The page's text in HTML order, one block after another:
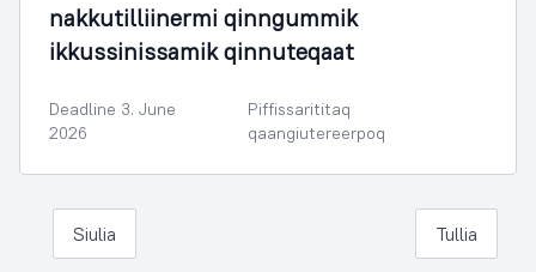
nakkutilliinermi qinngummik
ikkussinissamik qinnuteqaat
Deadline 3. June
2026
Piffissarititaq
qaangiutereerpoq
Siulia Tullia